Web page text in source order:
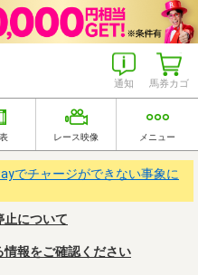
馬券カゴ
通知
レース映像 メニュー
でチャージができない事象に
止について
情報をご確認ください